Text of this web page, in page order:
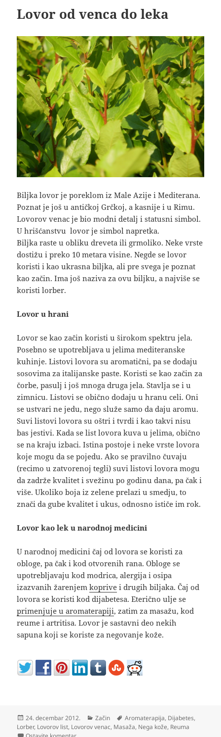
Lovor od venca do leka
Biljka lovor je poreklom iz Male Azije i Mediterana.
Poznat je još u antičkoj Grčkoj, a kasnije i u Rimu.
Lovorov venac je bio modni detalj i statusni simbol.
U hrišćanstvu lovor je simbol napretka.
Biljka raste u obliku dreveta ili grmoliko. Neke vrste
dostižu i preko 10 metara visine. Negde se lovor
koristi i kao ukrasna biljka, ali pre svega je poznat
kao začin. Ima još naziva za ovu biljku, a najviše se
koristi lorber.
Lovor u hrani
Lovor se kao začin koristi u širokom spektru jela.
Posebno se upotrebljava u jelima mediteranske
kuhinje. Listovi lovora su aromatični, pa se dodaju
sosovima za italijanske paste. Koristi se kao začin za
čorbe, pasulj i još mnoga druga jela. Stavlja se i u
zimnicu. Listovi se obično dodaju u hranu celi. Oni
se ustvari ne jedu, nego služe samo da daju aromu.
Suvi listovi lovora su oštri i tvrdi i kao takvi nisu
bas jestivi. Kada se list lovora kuva u jelima, obično
se na kraju izbaci. Istina postoje i neke vrste lovora
koje mogu da se pojedu. Ako se pravilno čuvaju
(recimo u zatvorenoj tegli) suvi listovi lovora mogu
da zadrže kvalitet i svežinu po godinu dana, pa čak i
više. Ukoliko boja iz zelene prelazi u smedju, to
znači da gube kvalitet i ukus, odnosno ističe im rok.
Lovor kao lek u narodnoj medicini
U narodnoj medicini čaj od lovora se koristi za
obloge, pa čak i kod otvorenih rana. Obloge se
upotrebljavaju kod modrica, alergija i osipa
izazvanih žarenjemkoprive i drugih biljaka. Čaj od
lovora se koristi kod dijabetesa. Eterično ulje se
primenjuje u aromaterapiji, zatim za masažu, kod
reume i artritisa. Lovor je sastavni deo nekih
sapuna koji se koriste za negovanje kože.
Objavljeno
24. decembar 2012. Kategorije
Začin Oznake
Aromaterapija, Dijabetes,
Lorber, Lovorov list, Lovorov venac, Masaža, Nega kože, Reuma